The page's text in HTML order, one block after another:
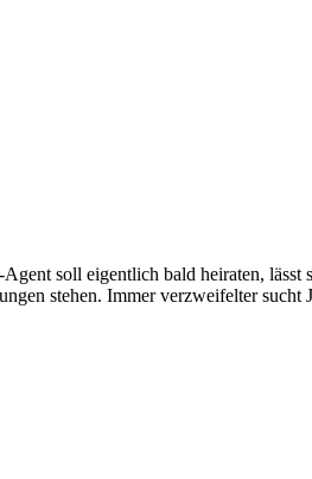
soll eigentlich bald heiraten, lässt
stehen. Immer verzweifelter